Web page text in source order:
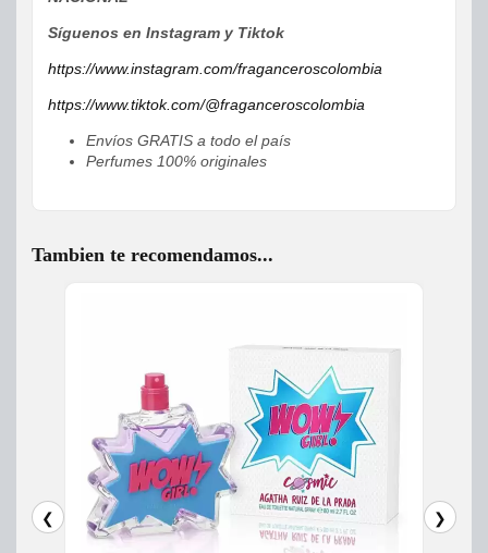
Síguenos en Instagram y Tiktok
https://www.instagram.com/fraganceroscolombia
https://www.tiktok.com/@fraganceroscolombia
Envíos GRATIS a todo el país
Perfumes 100% originales
Tambien te recomendamos...
❮ ❯